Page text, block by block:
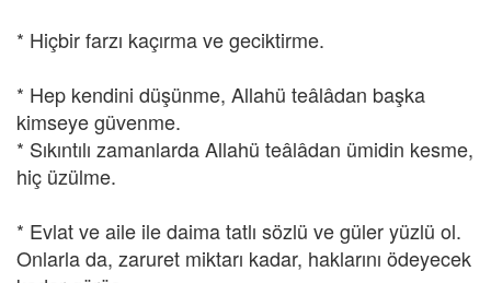
* Hiçbir farzı kaçırma ve geciktirme.
* Hep kendini düşünme, Allahü teâlâdan başka
kimseye güvenme.
* Sıkıntılı zamanlarda Allahü teâlâdan ümidin kesme,
hiç üzülme.
* Evlat ve aile ile daima tatlı sözlü ve güler yüzlü ol.
Onlarla da, zaruret miktarı kadar, haklarını ödeyecek